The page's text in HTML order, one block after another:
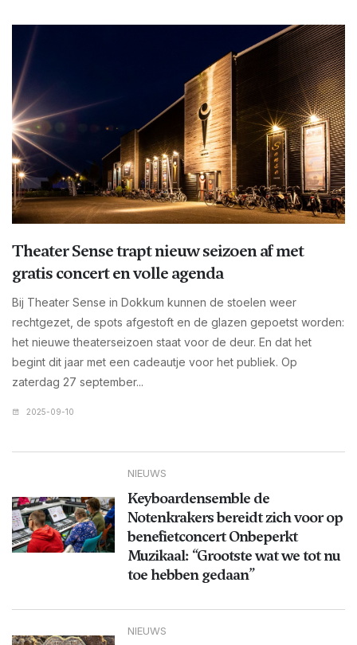
Theater Sense trapt nieuw seizoen af met
gratis concert en volle agenda
Bij Theater Sense in Dokkum kunnen de stoelen weer
rechtgezet, de spots afgestoft en de glazen gepoetst worden:
het nieuwe theaterseizoen staat voor de deur. En dat het
begint dit jaar met een cadeautje voor het publiek. Op
zaterdag 27 september...
2025-09-10
NIEUWS
Keyboardensemble de
Notenkrakers bereidt zich voor op
benefietconcert Onbeperkt
Muzikaal: “Grootste wat we tot nu
toe hebben gedaan”
NIEUWS